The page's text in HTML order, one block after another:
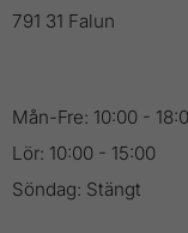
791 31 Falun
Mån-Fre: 10:00 -
Lör: 10:00 - 15:00
Söndag: Stängt